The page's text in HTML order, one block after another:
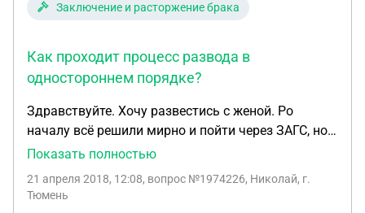
По телефону о разделе имущества договорились,
только каждый раз новая болезнь.
Заключение и расторжение брака
Как проходит процесс развода в
одностороннем порядке?
Здравствуйте. Хочу развестись с женой. Ро
началу всё решили мирно и пойти через ЗАГС, но
перед самым загсом выдала " Не хочу брать грех
венчание). В каком порядке проходит
Показать полностью
21 апреля 2018, 12:08, вопрос №1974226, Николай, г.
Тюмень